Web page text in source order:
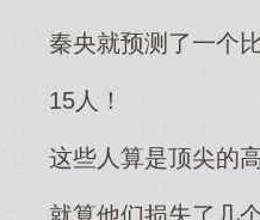
秦央就预测了一个
15人！
这些人算是顶尖的